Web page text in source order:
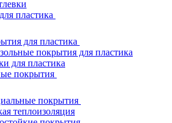
пластика
для пластика
покрытия для пластика
для пластика
покрытия
покрытия
теплоизоляция